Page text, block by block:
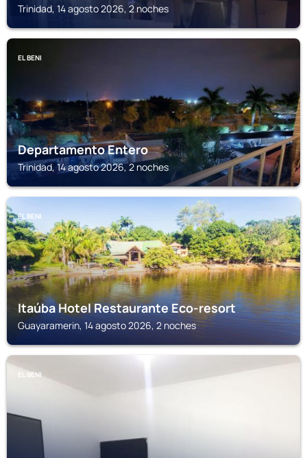
Trinidad, 14 agosto 2026, 2 noches
EL BENI
Departamento Entero
Trinidad, 14 agosto 2026, 2 noches
EL BENI
Itaúba Hotel Restaurante Eco-resort
Guayaramerin, 14 agosto 2026, 2 noches
EL BENI